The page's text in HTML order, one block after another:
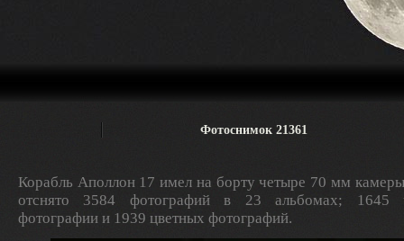
Фотоснимок 21361
Корабль Аполлон 17 имел на борту четыре 70 мм
отснято 3584 фотографий в 23 альбомах; 1645
фотографии и 1939 цветных фотографий.